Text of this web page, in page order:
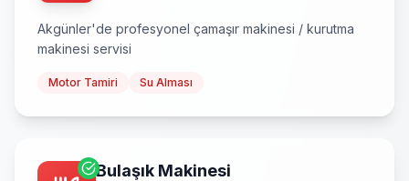
Akgünler'de profesyonel çamaşır makinesi / kurutma
makinesi servisi
Motor Tamiri Su Alması
Bulaşık Makinesi